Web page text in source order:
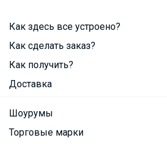
Как здесь все устроено?
Как сделать заказ?
Как получить?
Доставка
Шоурумы
Торговые марки